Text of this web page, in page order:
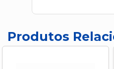
Produtos